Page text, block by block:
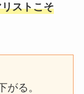
ストこそ
がる。